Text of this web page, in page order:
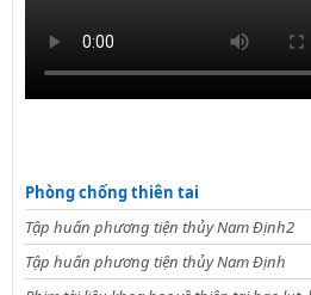
Phòng chống thiên tai
Tập huấn phương tiện thủy Nam Định2
Tập huấn phương tiện thủy Nam Định